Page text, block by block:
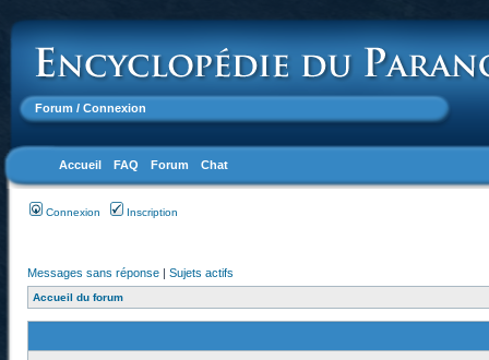
Forum / Connexion
Accueil FAQ Forum Chat
Connexion Inscription
Messages sans réponse | Sujets actifs
Accueil du forum